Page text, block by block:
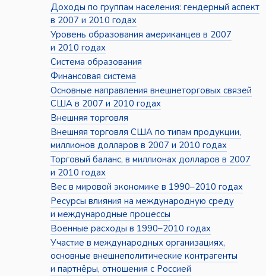
Доходы по группам населения: гендерный аспект
в 2007 и 2010 годах
Уровень образования американцев в 2007
и 2010 годах
Система образования
Финансовая система
Основные направления внешнеторговых связей
США в 2007 и 2010 годах
Внешняя торговля
Внешняя торговля США по типам продукции,
миллионов долларов в 2007 и 2010 годах
Торговый баланс, в миллионах долларов в 2007
и 2010 годах
Вес в мировой экономике в 1990–2010 годах
Ресурсы влияния на международную среду
и международные процессы
Военные расходы в 1990–2010 годах
Участие в международных организациях,
основные внешнеполитические контрагенты
и партнёры, отношения с Россией